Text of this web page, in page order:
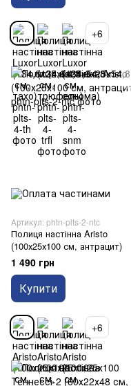
+6
Артикул: phtn-plts-2-ntc
Полиця настінна Aristo
(100х25х100 см, антрацит)
1 490 грн
Купити
+6